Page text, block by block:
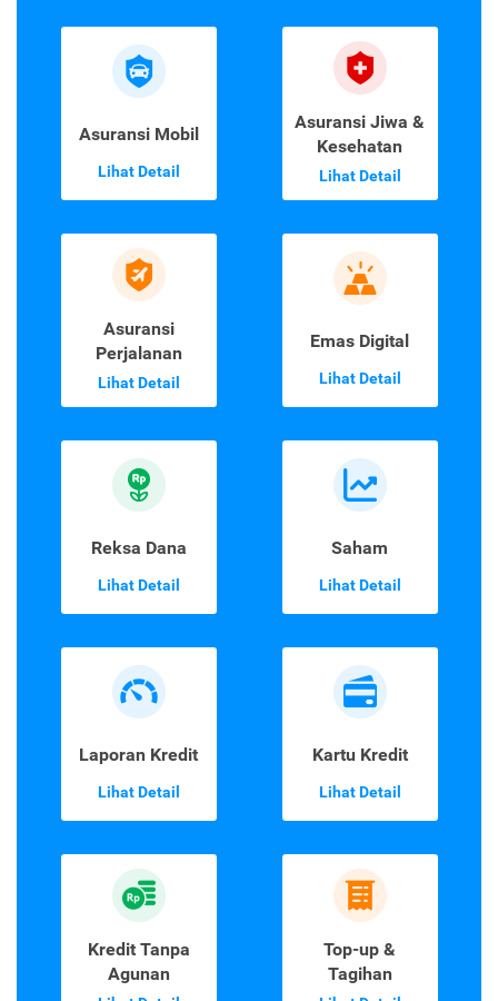
Asuransi Mobil
Lihat Detail
Asuransi Jiwa &
Kesehatan
Lihat Detail
Asuransi
Perjalanan
Lihat Detail
Emas Digital
Lihat Detail
Reksa Dana
Lihat Detail
Saham
Lihat Detail
Laporan Kredit
Lihat Detail
Kartu Kredit
Lihat Detail
Kredit Tanpa
Agunan
Top-up &
Tagihan